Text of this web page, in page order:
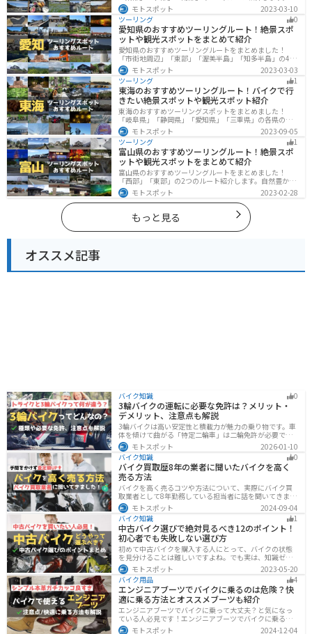
津温泉や伊香保温泉など全国でも有名な温泉や豊かな自
然を満喫するツーリングができます。バイクで群馬県に
ツーリングに行く際は参考にしてください。
モトスポット
2023-03-10
ツーリング
0
愛知県のおすすめツーリングルート！絶景スポ
ットや観光スポットをまとめて紹介
愛知県のおすすめツーリングルートをまとめました！
「市街地周辺」「東部」「渥美半島」「知多半島」の4つ
のルート紹介します。名古屋周辺の栄えたスポットから
山、海、美術館なども多数あり、自然・歴史・文化を満
喫するツーリングができます。バイクで愛知県にツーリ
ングに行く際は参考にしてください。
モトスポット
2023-03-03
ツーリング
1
東海のおすすめツーリングルート！バイクで行
きたい絶景スポットや観光スポット紹介
東海のおすすめツーリングスポットをまとめました！
「岐阜県」「静岡県」「愛知県」「三重県」の各県の観
光地紹介します。自然豊かな山々や湖、温泉地が点在
し、四季折々の景色を楽しめるスポットが多数ありま
す。バイクで東海にツーリングに行く際は参考にしてく
ださい。
モトスポット
2023-09-05
ツーリング
1
富山県のおすすめツーリングルート！絶景スポ
ットや観光スポットをまとめて紹介
富山県のおすすめツーリングルートをまとめました！
「西部」「東部」の2つのルート紹介します。自然豊かな
山と海、温泉が充実しており、美術館などもあるので、
自然を満喫するツーリングができます。バイクで富山県
にツーリングに行く際は参考にしてください。
モトスポット 2023-02-28
もっと見る
オススメ記事
バイク知識 0
3輪バイクの運転に必要な免許は？メリット・
デメリット、注意点も解説
3輪バイクは高い安定性と積載力が魅力の乗り物です。車
体を傾けて曲がる「特定二輪車」は二輪免許が必要です
が、自立する「トライク」は普通自動車免許で運転で
き、ヘルメット着用も任意です。維持費はバイク並みです
が、運転特性や駐車ルールは車種により異なるため、事
前の確認が大切です。
モトスポット
2026-01-10
バイク知識
0
バイク買取歴8年の業者に聞いたバイクを高く
売る方法
バイクを高く売るコツや方法について、実際にバイク買
取業者として8年勤務している担当者に話を聞いてきまし
た！高く買い取ってもらえるバイクの特徴や業者がどの
くらい利益を上乗せしているかなど、バイクを売ろうと
している人は必見の内容になっています。
モトスポット
2024-09-04
バイク知識
1
中古バイク選びで絶対見るべき12のポイント！
初心者でも失敗しない選び方
初めて中古バイクを購入する人にとって、バイクの状態
を見分けることは難しいですよね。でも実は、知識ゼロ
の初心者でも「12のポイント」に注目するだけで、中古
バイクの良し悪しを簡単に判断することができるんで
す！正しいポイントを押させて失敗しないバイク選びが
できるようになりましょう。
モトスポット
2023-05-20
バイク用品
4
エンジニアブーツでバイクに乗るのは危険？快
適に乗る方法とオススメブーツも紹介
エンジニアブーツでバイクに乗って大丈夫？と気になっ
ている人必見です！エンジニアブーツでバイクに乗るメ
リットデメリット、おすすめのブーツまで徹底解説しま
モトスポット
2024-12-04